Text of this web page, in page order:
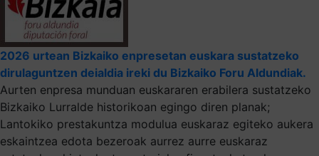
2026 urtean Bizkaiko enpresetan euskara sustatzeko
dirulaguntzen deialdia ireki du Bizkaiko Foru Aldundiak.
Aurten enpresa munduan euskararen erabilera sustatzeko
Bizkaiko Lurralde historikoan egingo diren planak;
Lantokiko prestakuntza modulua euskaraz egiteko aukera
eskaintzea edota bezeroak aurrez aurre euskaraz